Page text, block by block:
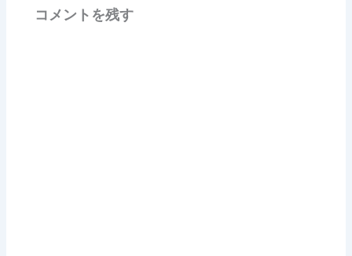
コメントを残す